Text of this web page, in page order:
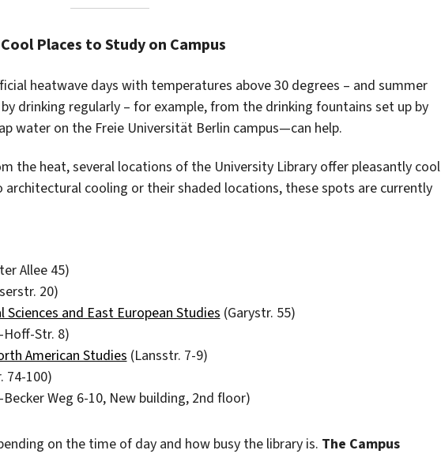
Places to Study on Campus
heatwave days with temperatures above 30 degrees – and summer
drinking regularly – for example, from the drinking fountains set up by
water on the Freie Universität Berlin campus—can help.
the heat, several locations of the University Library offer pleasantly cool
cooling or their shaded locations, these spots are currently
Allee 45)
20)
Sciences and East European Studies (Garystr. 55)
Hoff-Str. 8)
American Studies (Lansstr. 7-9)
74-100)
Weg 6-10, New building, 2nd floor)
on the time of day and how busy the library is. The Campus